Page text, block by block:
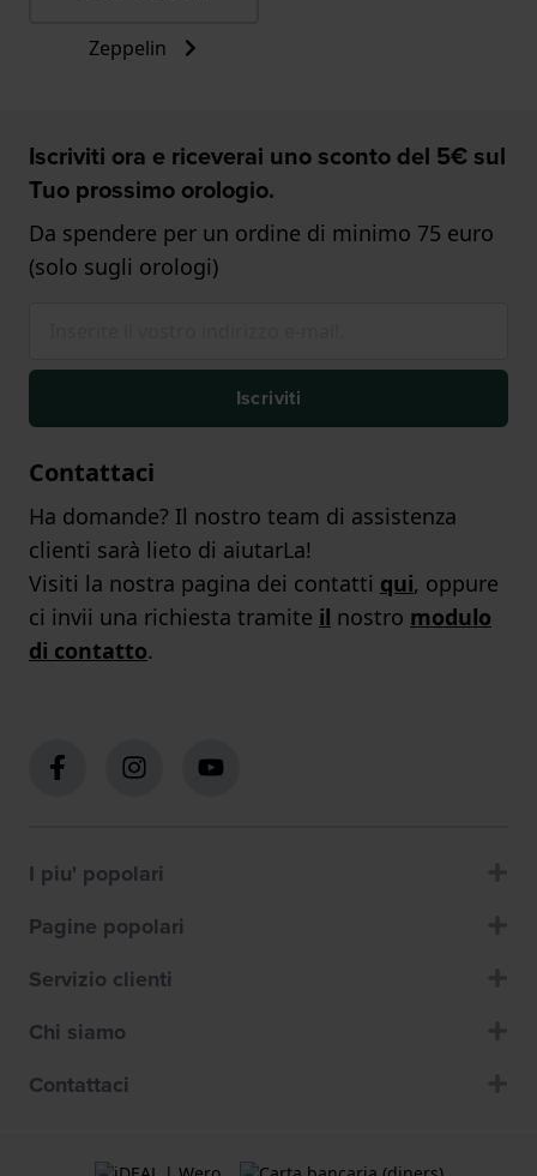
Zeppelin
Iscriviti ora e riceverai uno sconto del 5€ sul
Tuo prossimo orologio.
Da spendere per un ordine di minimo 75 euro
(solo sugli orologi)
Iscriviti
Contattaci
Ha domande? Il nostro team di assistenza
clienti sarà lieto di aiutarLa!
Visiti la nostra pagina dei contatti qui, oppure
ci invii una richiesta tramite il nostro modulo
di contatto.
I piu' popolari
Pagine popolari
Servizio clienti
Chi siamo
Contattaci